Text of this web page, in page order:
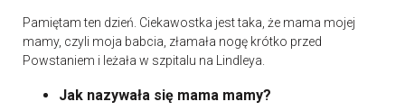
Pamiętam ten dzień. Ciekawostka jest taka, że mama mojej
mamy, czyli moja babcia, złamała nogę krótko przed
Powstaniem i leżała w szpitalu na Lindleya.
Jak nazywała się mama mamy?